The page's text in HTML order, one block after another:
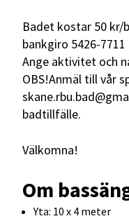
Badet kostar 50 kr/
bankgiro 5426-
Ange aktivitet och
OBS!Anmäl till vår
badtillfälle.
Välkomna!
Om
Yta: 10 x 4 meter